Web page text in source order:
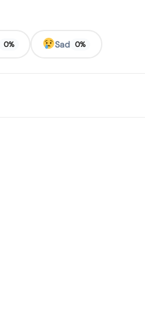
0% Sad 0%